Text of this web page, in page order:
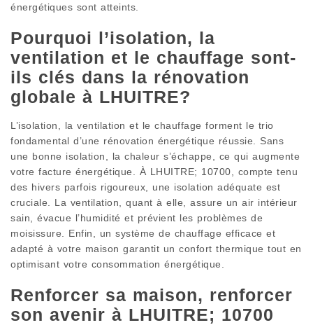
énergétiques sont atteints.
Pourquoi l’isolation, la
ventilation et le chauffage sont-
ils clés dans la rénovation
globale à LHUITRE?
L’isolation, la ventilation et le chauffage forment le trio
fondamental d’une rénovation énergétique réussie. Sans
une bonne isolation, la chaleur s’échappe, ce qui augmente
votre facture énergétique. À LHUITRE; 10700, compte tenu
des hivers parfois rigoureux, une isolation adéquate est
cruciale. La ventilation, quant à elle, assure un air intérieur
sain, évacue l’humidité et prévient les problèmes de
moisissure. Enfin, un système de chauffage efficace et
adapté à votre maison garantit un confort thermique tout en
optimisant votre consommation énergétique.
Renforcer sa maison, renforcer
son avenir à LHUITRE; 10700